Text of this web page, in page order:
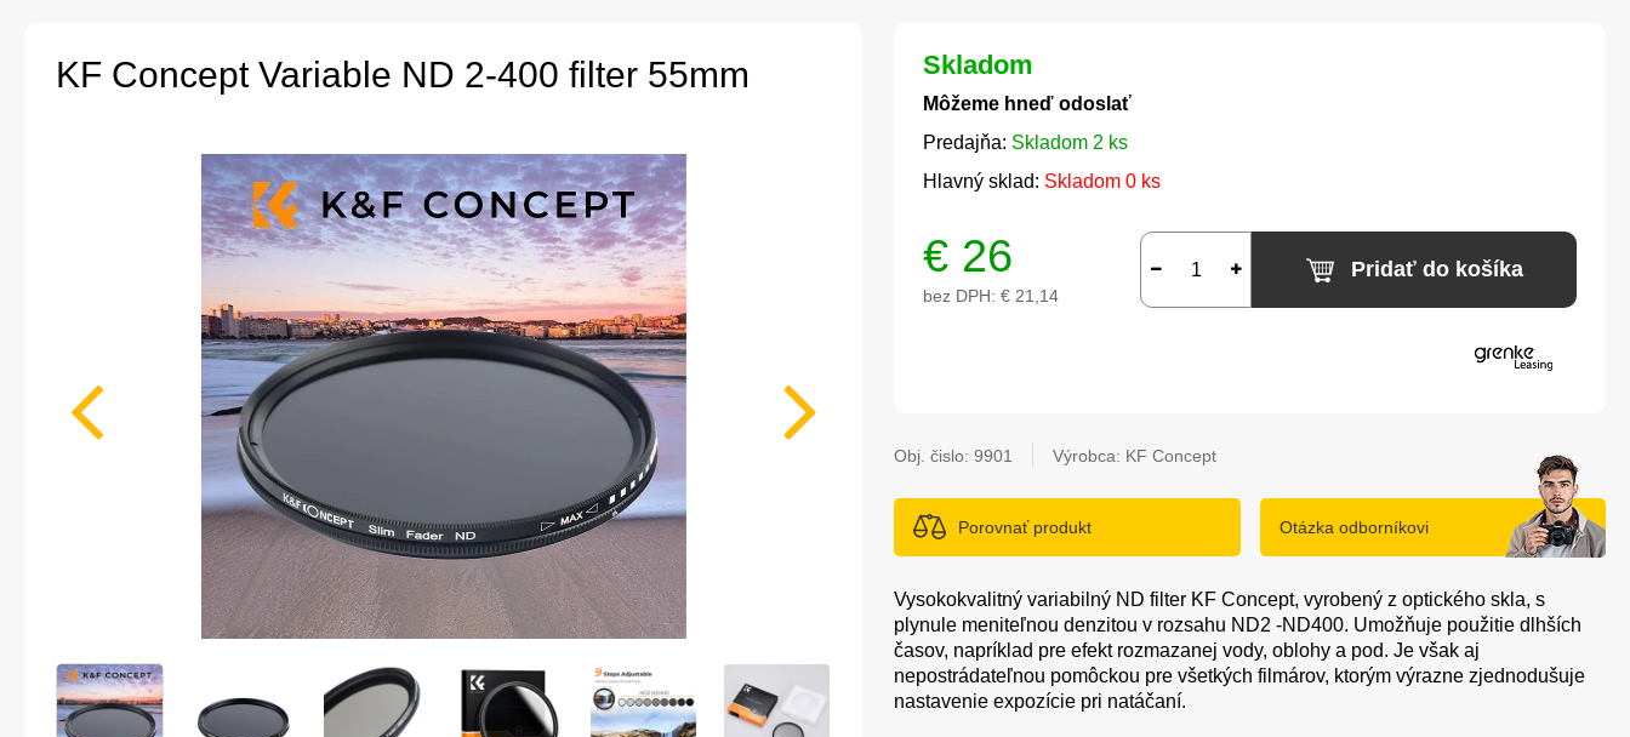
KF Concept Variable ND 2-400 filter 55mm Skladom
Môžeme hneď odoslať
Predajňa: Skladom 2 ks
Hlavný sklad: Skladom 0 ks
€ 26
bez DPH: € 21,14
Pridať do košíka
Obj. čislo:9901 Výrobca: KF Concept
Porovnať produkt Otázka odborníkovi
Vysokokvalitný variabilný ND filter KF Concept, vyrobený z optického skla, s
plynule meniteľnou denzitou v rozsahu ND2 -ND400. Umožňuje použitie dlhších
časov, napríklad pre efekt rozmazanej vody, oblohy a pod. Je však aj
nepostrádateľnou pomôckou pre všetkých filmárov, ktorým výrazne zjednodušuje
nastavenie expozície pri natáčaní.